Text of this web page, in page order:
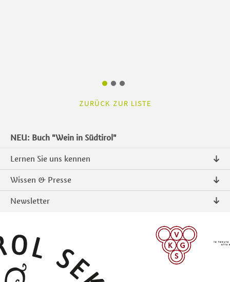
ZURÜCK ZUR LISTE
NEU: Buch "Wein in Südtirol"
Lernen Sie uns kennen
Über uns
Kontakt
Intranet
Wissen & Presse
Pressemitteilungen
Newsletter